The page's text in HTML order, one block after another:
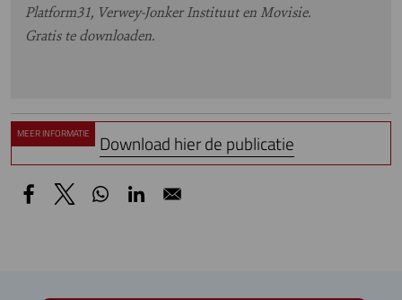
Platform31, Verwey-Jonker Instituut en Movisie.
Gratis te downloaden.
MEER INFORMATIE Download hier de publicatie